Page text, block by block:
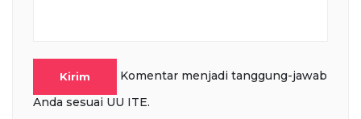
Kirim
Komentar menjadi tanggung-jawab
Anda sesuai UU ITE.